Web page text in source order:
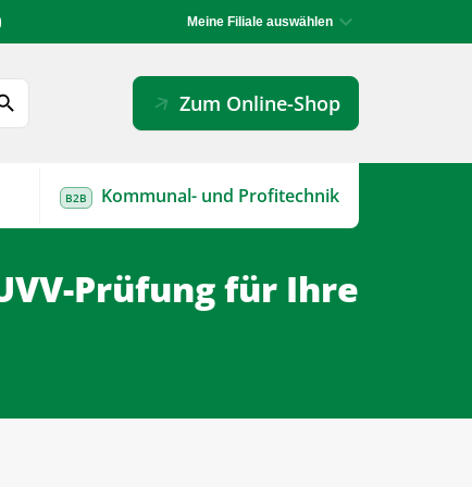
Meine Filiale auswählen
arrow_forward Zum Online-Shop
B2B Kommunal- und Profitechnik
Prüfung für Ihre